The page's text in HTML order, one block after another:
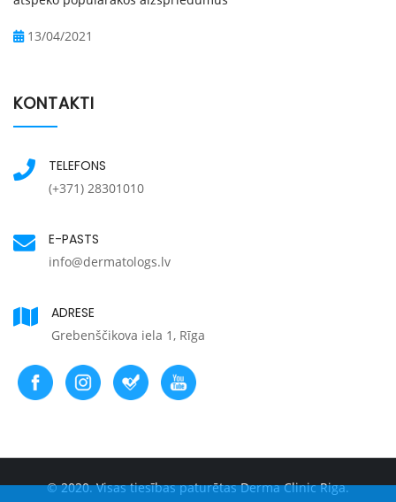
13/04/2021
KONTAKTI
TELEFONS
(+371) 28301010
E-PASTS
info@dermatologs.lv
ADRESE
Grebenščikova iela 1, Rīga
© 2020. Visas tiesības paturētas Derma Clinic Riga.